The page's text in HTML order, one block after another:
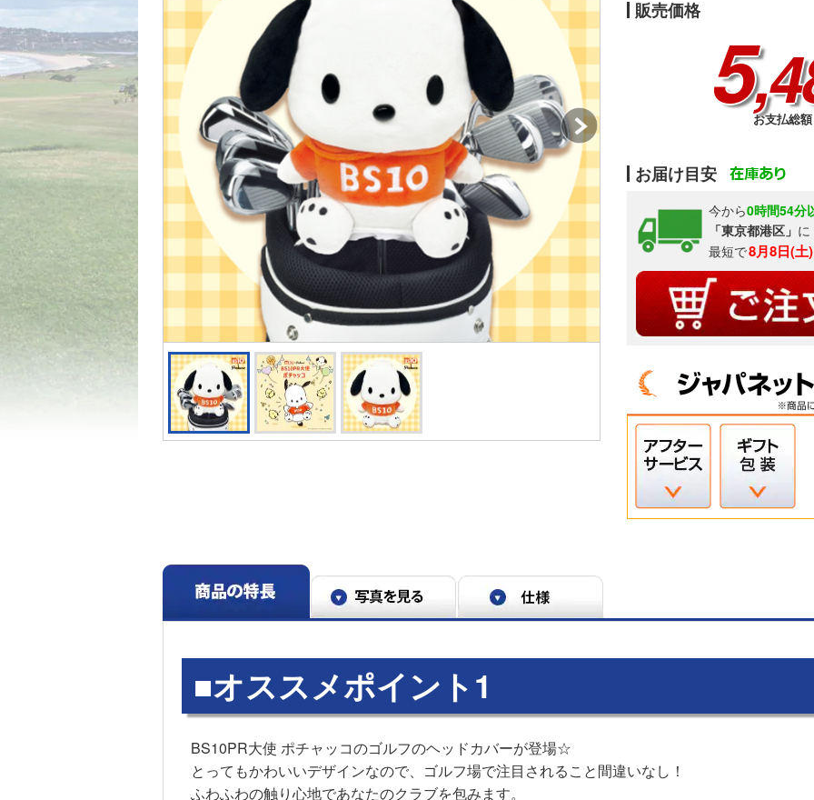
販売価格
5お支払総
お届け目安
今から0時間54分
「東京都港区」 に
最短で8月8日(土
■オススメポイント1
BS10PR大使 ポチャッコのゴルフのヘッドカバーが登場☆
とってもかわいいデザインなので、ゴルフ場で注目されること間違いなし！
ふわふわの触り心地であなたのクラブを包みます。